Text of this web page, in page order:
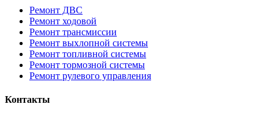
Ремонт ДВС
Ремонт ходовой
Ремонт трансмиссии
Ремонт выхлопной системы
Ремонт топливной системы
Ремонт тормозной системы
Ремонт рулевого управления
Контакты